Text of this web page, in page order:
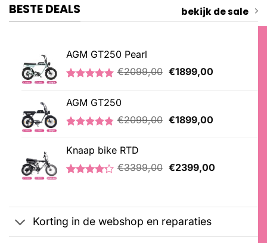
BESTE DEALS bekijk de sale
AGM GT250 Pearl
gebaseerd
op
klantbeoordelingen
€2099,00 Oorspronkelijke
€1899,00Huidige
AGM GT250
4.76
op 5
gebaseerd
op
klantbeoordelingen
€2099,00 Oorspronkelijke
€1899,00Huidige
Knaap bike RTD
klantbeoordelingen
€3399,00 Oorspronkelijke
€2399,00Huidige
Korting in de webshop en reparaties